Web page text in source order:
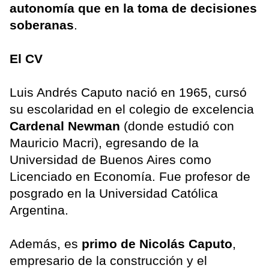
autonomía que en la toma de decisiones
soberanas.
El CV
Luis Andrés Caputo nació en 1965, cursó
su escolaridad en el colegio de excelencia
Cardenal Newman (donde estudió con
Mauricio Macri), egresando de la
Universidad de Buenos Aires como
Licenciado en Economía. Fue profesor de
posgrado en la Universidad Católica
Argentina.
Además, es primo de Nicolás Caputo,
empresario de la construcción y el